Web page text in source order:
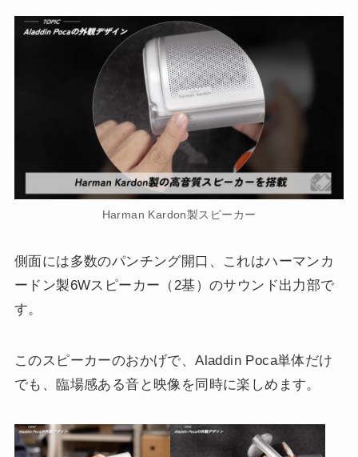
Harman Kardon製スピーカー
側面には多数のパンチング開口、これはハーマンカ
ードン製6Wスピーカー（2基）のサウンド出力部で
す。
このスピーカーのおかげで、Aladdin Poca単体だけ
でも、臨場感ある音と映像を同時に楽しめます。